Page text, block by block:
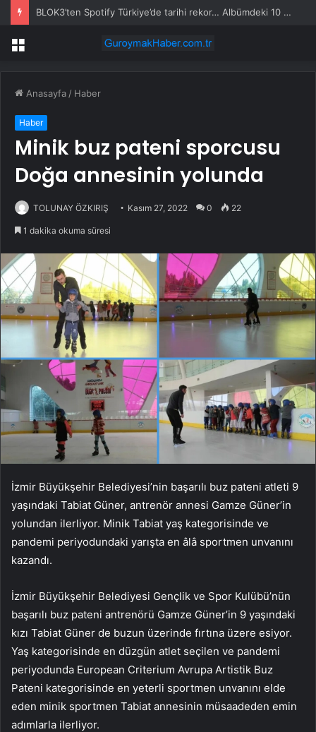
BLOK3’ten Spotify Türkiye’de tarihi rekor… Albümdeki 10 şarkının tamamı Top 50’ye girdi
Menü
Anasayfa / Haber
Haber
Minik buz pateni sporcusu
Doğa annesinin yolunda
TOLUNAY ÖZKIRIŞ Kasım 27, 2022 0 22
1 dakika okuma süresi
İzmir Büyükşehir Belediyesi’nin başarılı buz pateni atleti 9
yaşındaki Tabiat Güner, antrenör annesi Gamze Güner’in
yolundan ilerliyor. Minik Tabiat yaş kategorisinde ve
pandemi periyodundaki yarışta en âlâ sportmen unvanını
kazandı.
İzmir Büyükşehir Belediyesi Gençlik ve Spor Kulübü’nün
başarılı buz pateni antrenörü Gamze Güner’in 9 yaşındaki
kızı Tabiat Güner de buzun üzerinde fırtına üzere esiyor.
Yaş kategorisinde en düzgün atlet seçilen ve pandemi
periyodunda European Criterium Avrupa Artistik Buz
Pateni kategorisinde en yeterli sportmen unvanını elde
eden minik sportmen Tabiat annesinin müsaadeden emin
adımlarla ilerliyor.